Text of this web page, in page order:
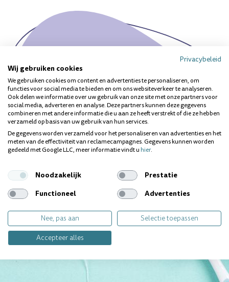
Ieder gebit is uniek. Heb je
een specifieke vraag?
Wij geven jou graag
persoonlijk antwoord.
Contact opnemen
Privacybeleid
Wij gebruiken cookies
We gebruiken cookies om content en advertenties te personaliseren, om
functies voor social media te bieden en om ons websiteverkeer te analyseren.
Ook delen we informatie over uw gebruik van onze site met onze partners voor
social media, adverteren en analyse. Deze partners kunnen deze gegevens
combineren met andere informatie die u aan ze heeft verstrekt of die ze hebben
verzameld op basis van uw gebruik van hun services.
De gegevens worden verzameld voor het personaliseren van advertenties en het
meten van de effectiviteit van reclamecampagnes. Gegevens kunnen worden
gedeeld met Google LLC, meer informatie vindt uhier.
Noodzakelijk
Prestatie
Functioneel
Advertenties
Nee, pas aan
Selectie toepassen
Accepteer alles